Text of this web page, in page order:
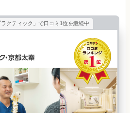
ラクティック」で口コミ1位を継続中